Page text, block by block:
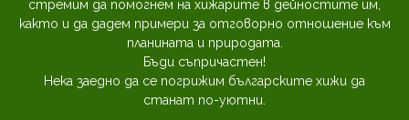
стремим да помогнем на хижарите в дейностите им,
както и да дадем примери за отговорно отношение към
планината и природата.
Бъди съпричастен!
Нека заедно да се погрижим българските хижи да
станат по-уютни.